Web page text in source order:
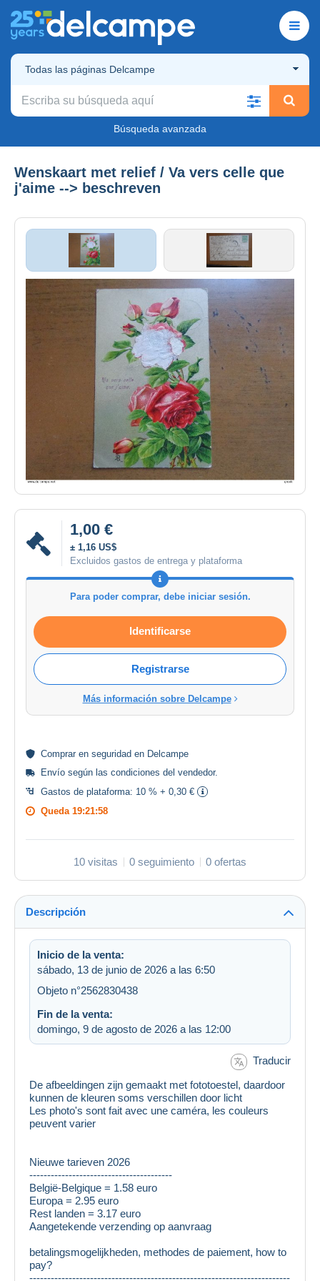
Todas las páginas Delcampe
Búsqueda avanzada
Wenskaart met relief / Va vers celle que
j'aime --> beschreven
1,00 €
± 1,16 US$
Excluidos gastos de entrega y plataforma
Para poder comprar, debe iniciar sesión.
Identificarse
Registrarse
Más información sobre Delcampe
Comprar en seguridad en Delcampe
Envío según las condiciones del vendedor.
Gastos de plataforma: 10 % + 0,30 €
Queda 19:21:58
10 visitas 0 seguimiento 0 ofertas
Descripción
Inicio de la venta:
sábado, 13 de junio de 2026 a las 6:50
Objeto n°2562830438
Fin de la venta:
domingo, 9 de agosto de 2026 a las 12:00
Traducir
De afbeeldingen zijn gemaakt met fototoestel, daardoor
kunnen de kleuren soms verschillen door licht
Les photo's sont fait avec une caméra, les couleurs
peuvent varier
Nieuwe tarieven 2026
----------------------------------------
België-Belgique = 1.58 euro
Europa = 2.95 euro
Rest landen = 3.17 euro
Aangetekende verzending op aanvraag
betalingsmogelijkheden, methodes de paiement, how to
pay?
-------------------------------------------------------------------------